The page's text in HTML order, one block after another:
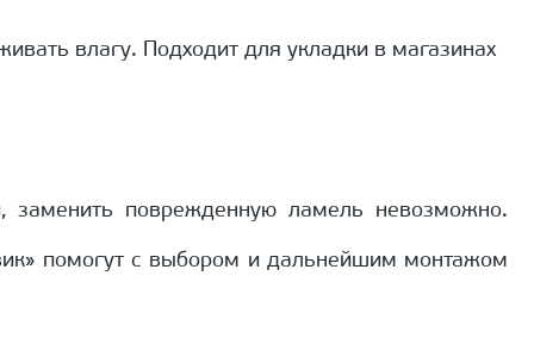
влагу. Подходит для укладки в магазинах
заменить поврежденную ламель невозможно.
помогут с выбором и дальнейшим монтажом